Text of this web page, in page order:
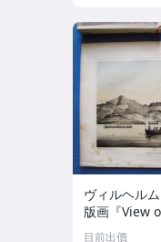
ヴィルヘル
版画『View
o Bay(江戸湾
目前出價